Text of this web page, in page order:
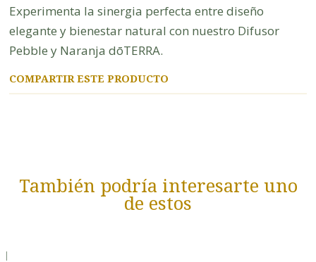
Experimenta la sinergia perfecta entre diseño
elegante y bienestar natural con nuestro Difusor
Pebble y Naranja dōTERRA.
COMPARTIR ESTE PRODUCTO
También podría interesarte uno
de estos
|